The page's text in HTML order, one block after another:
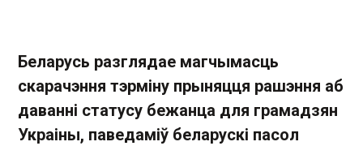
Беларусь разглядае магчымасць
скарачэння тэрміну прыняцця рашэння аб
даванні статусу бежанца для грамадзян
Украіны, паведаміў беларускі пасол